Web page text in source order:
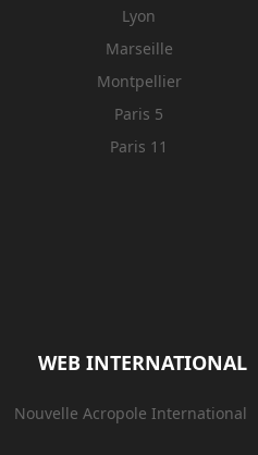
Lyon
Marseille
Montpellier
Paris 5
Paris 11
WEB INTERNATIONAL
Nouvelle Acropole International